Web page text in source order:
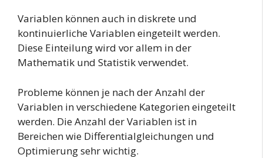
Variablen können auch in diskrete und
kontinuierliche Variablen eingeteilt werden.
Diese Einteilung wird vor allem in der
Mathematik und Statistik verwendet.
Probleme können je nach der Anzahl der
Variablen in verschiedene Kategorien eingeteilt
werden. Die Anzahl der Variablen ist in
Bereichen wie Differentialgleichungen und
Optimierung sehr wichtig.